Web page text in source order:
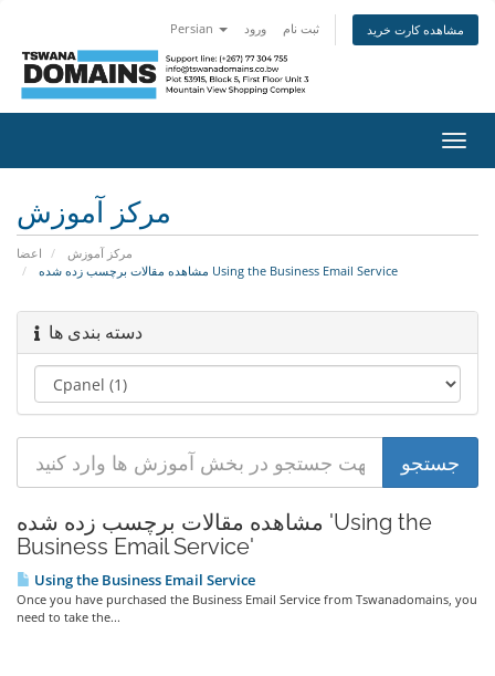
Persian ورود ثبت نام مشاهده کارت خرید
تغییر
مرکز آموزش
اعضا
مرکز آموزش
مشاهده مقالات برچسب زده شده Using the Business Email Service
دسته بندی ها
مشاهده مقالات برچسب زده شده 'Using the
Business Email Service'
Using the Business Email Service
Once you have purchased the Business Email Service from Tswanadomains, you
need to take the...